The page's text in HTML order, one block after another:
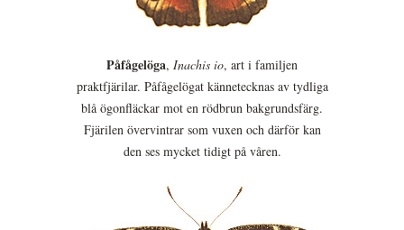
Påfågelöga, Inachis io, art i familjen
praktfjärilar. Påfågelögat kännetecknas av tydliga
blå ögonfläckar mot en rödbrun bakgrundsfärg.
Fjärilen övervintrar som vuxen och därför kan
den ses mycket tidigt på våren.